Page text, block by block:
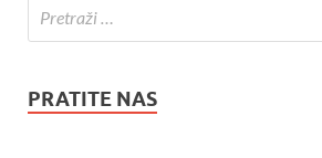
PRATITE NAS